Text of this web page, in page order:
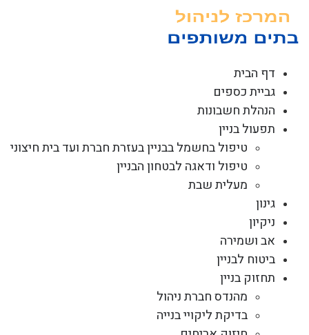
דף הבית
גביית כספים
הנהלת חשבונות
תפעול בניין
טיפול בחשמל בבניין בעזרת חברת ועד בית חיצוני
טיפול ודאגה לבטחון הבניין
מעלית שבת
גינון
ניקיון
אב ושמירה
ביטוח לבניין
תחזוק בניין
מהנדס חברת ניהול
בדיקת ליקויי בנייה